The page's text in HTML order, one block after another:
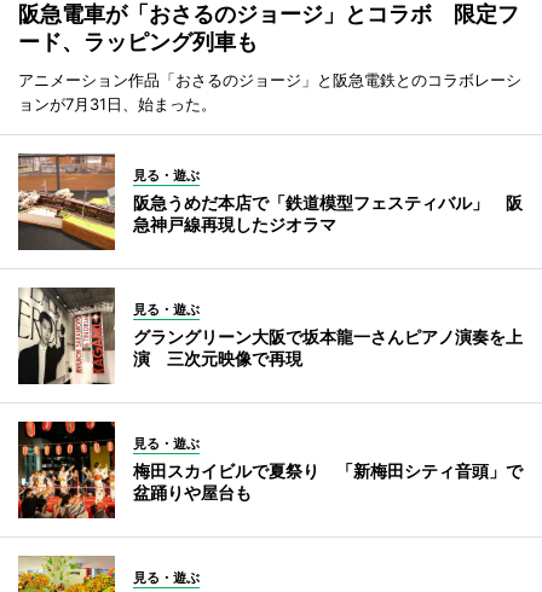
阪急電車が「おさるのジョージ」とコラボ 限定フ
ード、ラッピング列車も
アニメーション作品「おさるのジョージ」と阪急電鉄とのコラボレーシ
ョンが7月31日、始まった。
見る・遊ぶ
阪急うめだ本店で「鉄道模型フェスティバル」 阪
急神戸線再現したジオラマ
見る・遊ぶ
グラングリーン大阪で坂本龍一さんピアノ演奏を上
演 三次元映像で再現
見る・遊ぶ
梅田スカイビルで夏祭り 「新梅田シティ音頭」で
盆踊りや屋台も
見る・遊ぶ